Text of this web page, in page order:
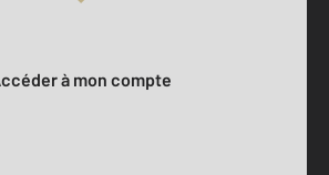
Accéder à mon compte